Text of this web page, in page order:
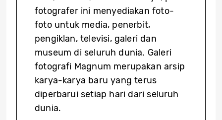
fotografer ini menyediakan foto-
foto untuk media, penerbit,
pengiklan, televisi, galeri dan
museum di seluruh dunia. Galeri
fotografi Magnum merupakan arsip
karya-karya baru yang terus
diperbarui setiap hari dari seluruh
dunia.